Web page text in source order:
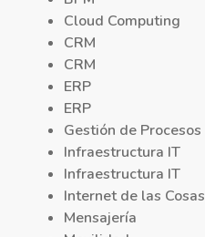
Cloud Computing
CRM
CRM
ERP
ERP
Gestión de Procesos
Infraestructura IT
Infraestructura IT
Internet de las Cosas
Mensajería